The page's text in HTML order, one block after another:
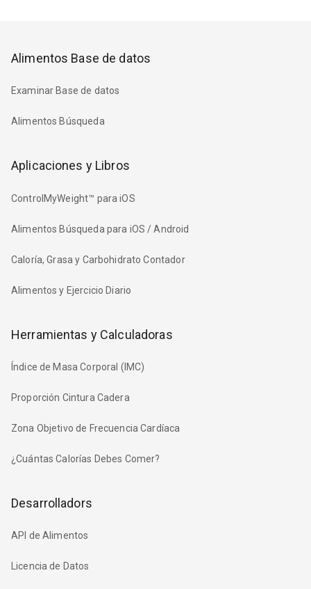
Alimentos Base de datos
Examinar Base de datos
Alimentos Búsqueda
Aplicaciones y Libros
ControlMyWeight™ para iOS
Alimentos Búsqueda para iOS / Android
Caloría, Grasa y Carbohidrato Contador
Alimentos y Ejercicio Diario
Herramientas y Calculadoras
Índice de Masa Corporal (IMC)
Proporción Cintura Cadera
Zona Objetivo de Frecuencia Cardíaca
¿Cuántas Calorías Debes Comer?
Desarrolladors
API de Alimentos
Licencia de Datos